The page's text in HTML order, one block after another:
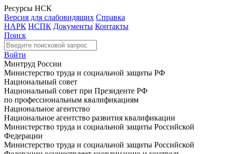
Ресурсы НСК
Версия для слабовидящих Справка
НАРК НСПК Документы Контакты
Поиск
Войти
Минтруд России
Министерство труда и социальной защиты РФ
Национальный совет
Национальный совет при Президенте РФ
по профессиональным квалификациям
Национальное агентство
Национальное агентство развития квалификации
Министерство труда и социальной защиты Российской
Федерации
Министерство труда и социальной защиты Российской